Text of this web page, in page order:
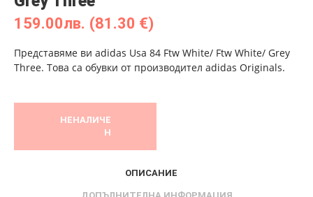
159.00лв. (81.30 €)
Представяме ви adidas Usa 84 Ftw White/ Ftw White/ Grey
Three. Това са обувки от производител adidas Originals.
НЕНАЛИЧЕ
Н
ОПИСАНИЕ
ДОПЪЛНИТЕЛНА ИНФОРМАЦИЯ